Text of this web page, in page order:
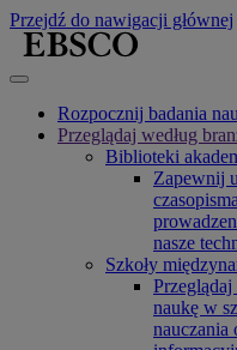
Przejdź do nawigacji głównej
Rozpocznij badania
Przeglądaj według
Biblioteki
Zapewnij
nasze
Szkoły
naukę w
nauczania